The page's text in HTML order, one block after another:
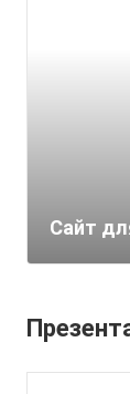
Сайт